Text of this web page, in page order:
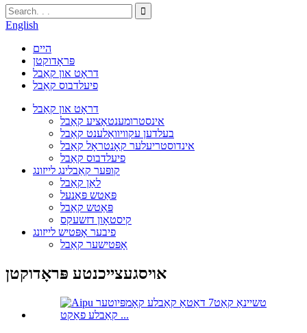
English
היים
פּראָדוקטן
דראָט און קאַבל
פיעלדבוס קאַבל
דראָט און קאַבל
אינסטרומענטאַציע קאַבל
בעלדען עקוויוואַלענט קאַבל
אינדוסטריעלער קאָנטראָל קאַבל
פיעלדבוס קאַבל
קופּער קאַבלינג לייזונג
לאַן קאַבל
פּאַטש פּאַנעל
פּאַטש קאַבל
קיסטאָון דזשעקס
פיבער אָפּטיש לייזונג
אָפּטישער קאַבל
אויסגעצייכנטע פּראָדוקטן